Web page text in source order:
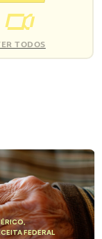
TODOS
,
FEDERAL